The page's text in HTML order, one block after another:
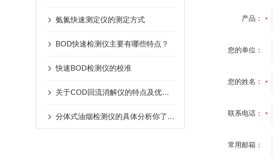
氨氮快速测定仪的测定方式
BOD快速检测仪主要有哪些特点？
快速BOD检测仪的校准
关于COD回流消解仪的特点及优势分享
分体式油烟检测仪的具体分析你了解多少
产品：
您的单位：
您的姓名：
联系电话：
常用邮箱：